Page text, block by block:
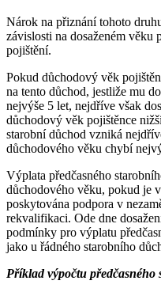
Nárok na přiznání tohoto
závislosti na dosaženém věku
pojištění.
Pokud důchodový věk
na tento důchod, jestliže mu
nejvýše 5 let, nejdříve však
důchodový věk pojištěnce
starobní důchod vzniká
důchodového věku chybí
Výplata předčasného
důchodového věku, pokud je
poskytována podpora v
rekvalifikaci. Ode dne
podmínky pro výplatu
jako u řádného starobního
Příklad výpočtu